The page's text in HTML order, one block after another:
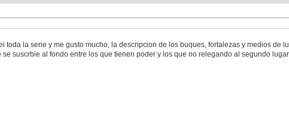
toda la serie y me gusto mucho, la descripcion de los buques, fortalezas y medios de
se suscrbie al fondo entre los que tienen poder y los que no relegando al segundo